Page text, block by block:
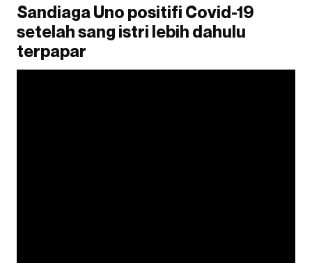
Sandiaga Uno positifi Covid-19
setelah sang istri lebih dahulu
terpapar